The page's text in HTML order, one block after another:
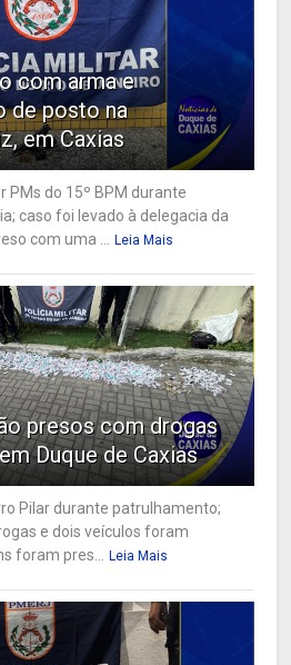
com arma e
de posto na
em Caxias
do 15º BPM durante
caso foi levado à delegacia da
com uma ...
Leia Mais
presos com drogas
Duque de Caxias
Pilar durante patrulhamento;
e dois veículos foram
foram pres...
Leia Mais